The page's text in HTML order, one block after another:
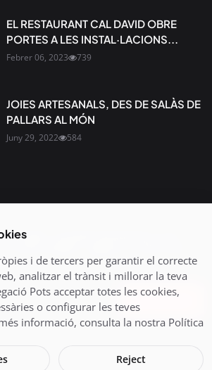
EL RESTAURANT CAL DAVID OBRE
PORTES A LES INSTAL·LACIONS...
Febrer 06, 2023 739
JOIES ARTESANALS, DES DE SALÀS DE
PALLARS AL MÓN
Juny 29, 2022 584
i enviada directament al teu
Subscriu-te
i de tercers per garantir el correcte
analitzar el trànsit i millorar la teva
Pots acceptar totes les cookies,
o configurar les teves
informació, consulta la nostra Política
Reject